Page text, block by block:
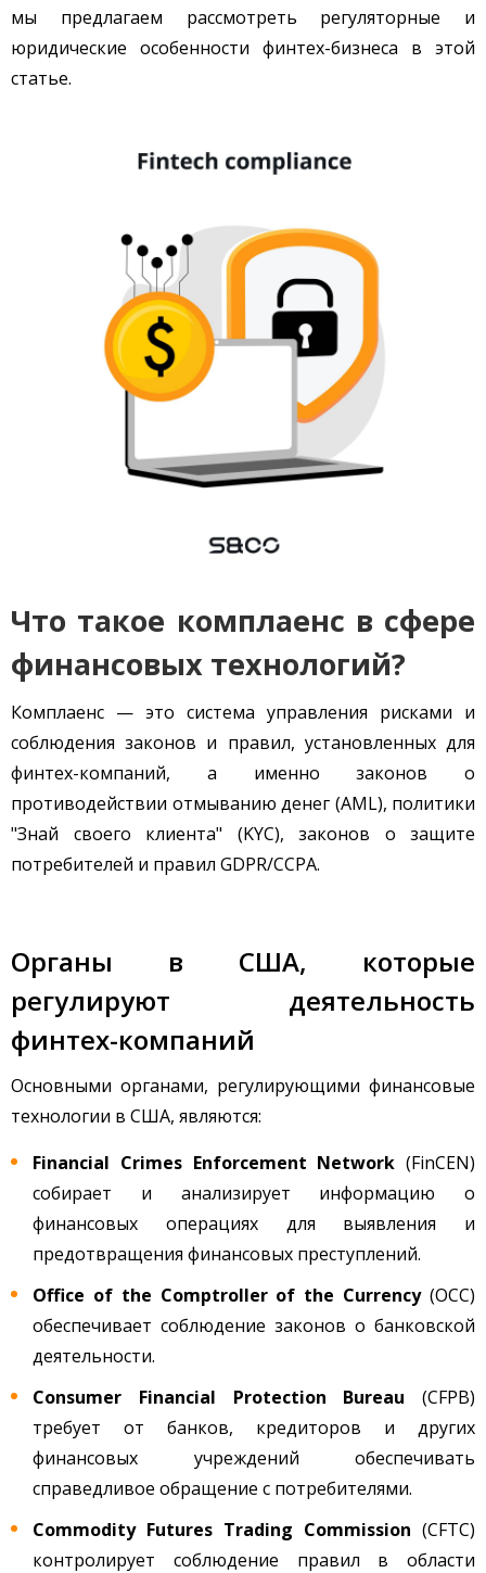
мы предлагаем рассмотреть регуляторные и
юридические особенности финтех-бизнеса в этой
статье.
Что такое комплаенс в сфере
финансовых технологий?
Комплаенс — это система управления рисками и
соблюдения законов и правил, установленных для
финтех-компаний, а именно законов о
противодействии отмыванию денег (AML), политики
"Знай своего клиента" (KYC), законов о защите
потребителей и правил GDPR/CCPA.
Органы в США, которые
регулируют деятельность
финтех-компаний
Основными органами, регулирующими финансовые
технологии в США, являются:
Financial Crimes Enforcement Network (FinCEN)
собирает и анализирует информацию о
финансовых операциях для выявления и
предотвращения финансовых преступлений.
Office of the Comptroller of the Currency(OCC)
обеспечивает соблюдение законов о банковской
деятельности.
Consumer Financial Protection Bureau (CFPB)
требует от банков, кредиторов и других
финансовых учреждений обеспечивать
справедливое обращение с потребителями.
Commodity Futures Trading Commission (CFTC)
контролирует соблюдение правил в области